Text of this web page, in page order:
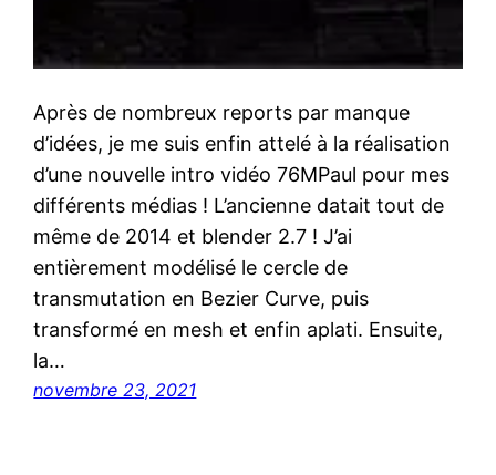
Après de nombreux reports par manque
d’idées, je me suis enfin attelé à la réalisation
d’une nouvelle intro vidéo 76MPaul pour mes
différents médias ! L’ancienne datait tout de
même de 2014 et blender 2.7 ! J’ai
entièrement modélisé le cercle de
transmutation en Bezier Curve, puis
transformé en mesh et enfin aplati. Ensuite,
la…
novembre 23, 2021